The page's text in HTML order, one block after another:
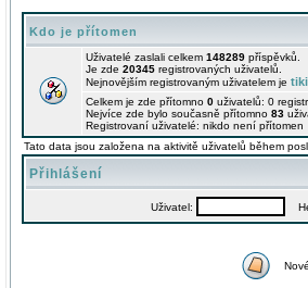
Kdo je přítomen
Uživatelé zaslali celkem 148289 příspěvků.
Je zde 20345 registrovaných uživatelů.
Nejnovějším registrovaným uživatelem je
Celkem je zde přítomno 0 uživatelů: 0
Nejvíce zde bylo současně přítomno 83
Registrovaní uživatelé: nikdo není přítomen
Tato data jsou založena na aktivitě uživatelů během
Přihlášení
Uživatel: